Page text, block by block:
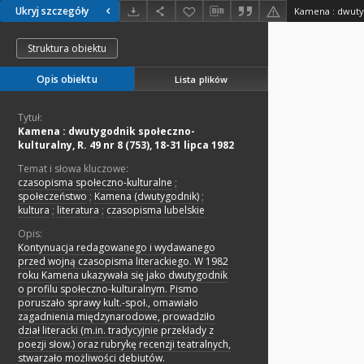
Ukryj szczegóły
Struktura obiektu
Opis obiektu Lista plików
Tytuł:
Kamena : dwutygodnik społeczno-
kulturalny, R. 49 nr 8 (753), 18-31 lipca 1982
Temat i słowa kluczowe:
czasopisma społeczno-kulturalne ;
społeczeństwo ; Kamena (dwutygodnik) ;
kultura ; literatura ; czasopisma lubelskie
Opis:
Kontynuacja redagowanego i wydawanego
przed wojną czasopisma literackiego. W 1982
roku Kamena ukazywała się jako dwutygodnik
o profilu społeczno-kulturalnym. Pismo
poruszało sprawy kult.-społ., omawiało
zagadnienia międzynarodowe, prowadziło
dział literacki (m.in. tradycyjnie przekłady z
poezji słow.) oraz rubrykę recenzji teatralnych,
stwarzało możliwości debiutów.